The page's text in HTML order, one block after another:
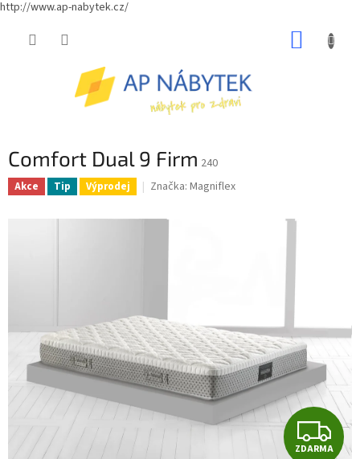
http://www.ap-nabytek.cz/
Comfort Dual 9 Firm 240
Akce Tip Výprodej Značka: Magniflex
Z
ZDARMA